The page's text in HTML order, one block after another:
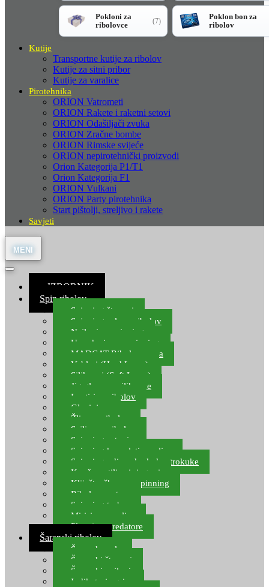
Pokloni za
ribolovce
(7)
Poklon bon za
ribolov
Kutije
Transportne kutije za ribolov
Kutije za sitni pribor
Kutije za varalice
Pirotehnika
ORION Vatrometi
ORION Rakete i raketni setovi
ORION Odašiljači zvuka
ORION Zračne bombe
ORION Rimske svijeće
ORION nepirotehnički proizvodi
Orion Kategorija P1/T1
Orion Kategorija F1
ORION Vulkani
ORION Party pirotehnika
Start pištolji, streljivo i rakete
Savjeti
≡ IZBORNIK
Spin ribolov
Spinning štapovi
Spinning role za ribolov
Najloni za spinning
Upredenice za spinning
MADCAT Ribolov soma
Vobleri (Hard Lures)
Silikonci (Soft Lures)
Jig glave za silikonce
Leptiri za ribolov
Glavinjare
Žlice za ribolov
Sajlice za ribolov
Spinning setovi
Spinning kompleti varalica
Spinning udice, dvokuke, trokuke
Kopče, vrtilice i ringovi
Kliješta, škare za spinning
Ribolov pastrve
Spinning torbe
Mirisi za varalice
Plovci za predatore
Šaranski ribolov
Šaranske role
Šaranski štapovi
Šaranski najloni
Indikatori ugriza